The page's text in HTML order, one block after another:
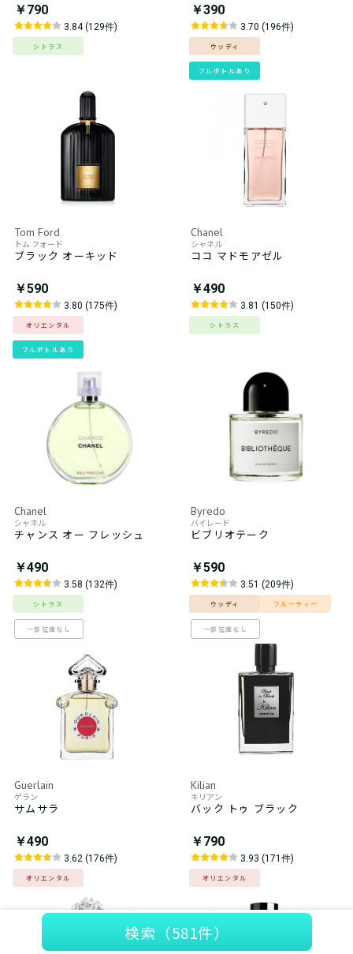
検索 （581件）
￥790
3.84 (129件)
シトラス
￥390
3.70 (196件)
ウッディ
フルボトルあり
Tom Ford
トム フォード
ブラック オーキッド
￥590
3.80 (175件)
オリエンタル
フルボトルあり
Chanel
シャネル
ココ マドモアゼル
￥490
3.81 (150件)
シトラス
Chanel
シャネル
チャンス オー フレッシュ
￥490
3.58 (132件)
シトラス
一部在庫なし
Byredo
バイレード
ビブリオテーク
￥590
3.51 (209件)
ウッディ フルーティー
一部在庫なし
Guerlain
ゲラン
サムサラ
￥490
3.62 (176件)
オリエンタル
Kilian
キリアン
バック トゥ ブラック
￥790
3.93 (171件)
オリエンタル